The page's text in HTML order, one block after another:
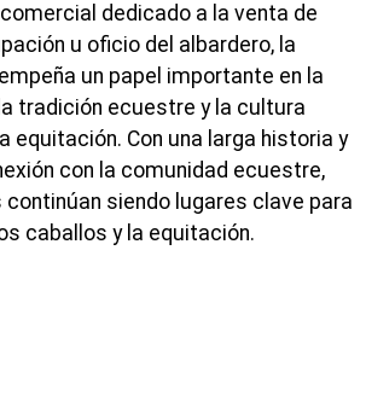
dedicado a la venta de
u oficio del albardero, la
un papel importante en la
tradición ecuestre y la cultura
equitación. Con una larga historia y
con la comunidad ecuestre,
continúan siendo lugares clave para
caballos y la equitación.